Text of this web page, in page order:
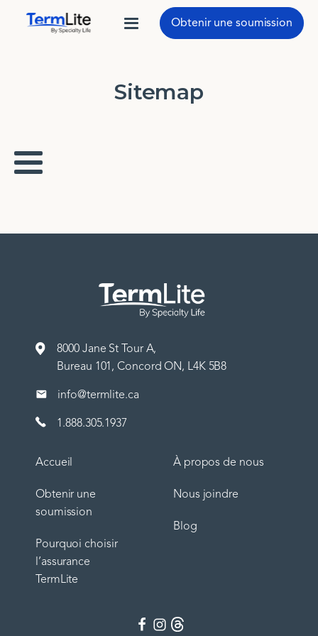
Obtenir une soumission
Sitemap
Accueil
Obtenir une
soumission
Pourquoi choisir
l’assurance
TermLite
À propos de nous
Nous joindre
Blog
8000 Jane St Tour A,
Bureau 101, Concord ON, L4K 5B8
info@termlite.ca
1.888.305.1937